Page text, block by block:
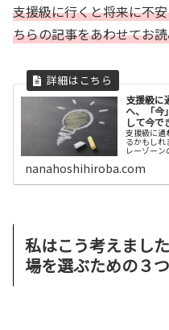
支援級に行くと将来に不
ちらの記事をあわせてお
支援級に
へ、「今
して今で
支援級に
るかもし
レーゾー
むべきこと
nanahoshihiroba.com
私はこう考えまし
場を選ぶための３